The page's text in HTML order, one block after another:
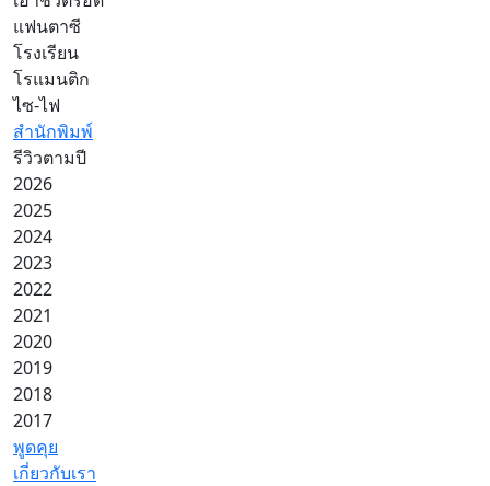
แฟนตาซี
โรงเรียน
โรแมนติก
ไซ-ไฟ
สำนักพิมพ์
รีวิวตามปี
2026
2025
2024
2023
2022
2021
2020
2019
2018
2017
พูดคุย
เกี่ยวกับเรา